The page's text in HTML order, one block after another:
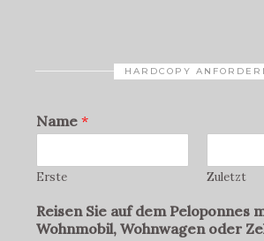
HARDCOPY
Name *
Erste Zuletzt
Reisen Sie auf dem Peloponnes
Wohnmobil, Wohnwagen oder